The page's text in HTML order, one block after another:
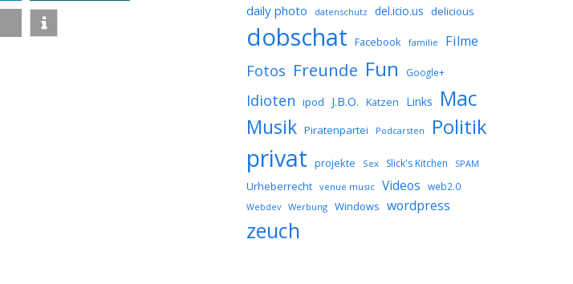
daily photo datenschutz del.icio.us delicious
dobschat Facebook familie Filme
Fotos Freunde Fun Google+
Idioten ipod J.B.O. Katzen Links Mac
Musik Piratenpartei Podcarsten Politik
privat projekte Sex Slick's Kitchen SPAM
Urheberrecht venue music Videos web2.0
Webdev Werbung Windows wordpress
zeuch